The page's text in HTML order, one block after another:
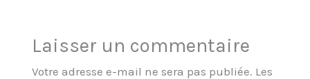
Laisser un commentaire
Votre adresse e-mail ne sera pas publiée. Les